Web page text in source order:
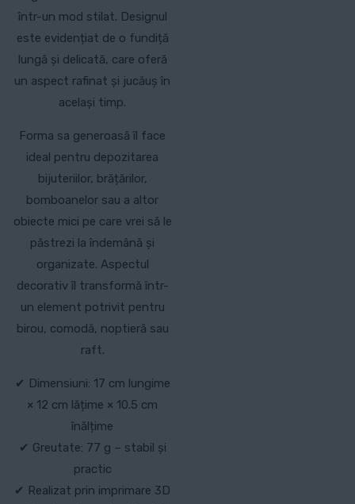
într-un mod stilat. Designul
este evidențiat de o fundiță
lungă și delicată, care oferă
un aspect rafinat și jucăuș în
același timp.
Forma sa generoasă îl face
ideal pentru depozitarea
bijuteriilor, brățărilor,
bomboanelor sau a altor
obiecte mici pe care vrei să le
păstrezi la îndemână și
organizate. Aspectul
decorativ îl transformă într-
un element potrivit pentru
birou, comodă, noptieră sau
raft.
✔ Dimensiuni: 17 cm lungime
× 12 cm lățime × 10.5 cm
înălțime
✔ Greutate: 77 g – stabil și
practic
✔ Realizat prin imprimare 3D